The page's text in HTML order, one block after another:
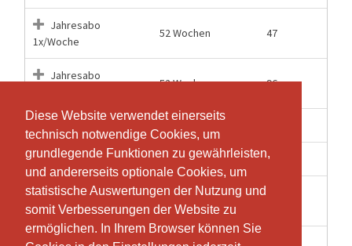
Diese Website verwendet einerseits
technisch notwendige Cookies, um
grundlegende Funktionen zu gewährleisten,
und andererseits optionale Cookies, um
statistische Auswertungen der Nutzung und
somit Verbesserungen der Website zu
ermöglichen. In Ihrem Browser können Sie
Diese Website verwendet einerseits
technisch notwendige Cookies, um
grundlegende Funktionen zu gewährleisten,
und andererseits optionale Cookies, um
statistische Auswertungen der Nutzung und
somit Verbesserungen der Website zu
ermöglichen. In Ihrem Browser können Sie
Jahresabo
1x/Woche
52 Wochen 47
Jahresabo
52 Wochen 96
Online 20er Abo 6 Monate 20
Online Jahresabo
1x/Woche
4 Wochen